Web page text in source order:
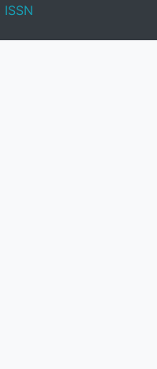
ISSN